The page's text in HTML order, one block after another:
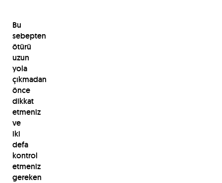
Bu
sebepten
ötürü
uzun
yola
çıkmadan
önce
dikkat
etmeniz
ve
iki
defa
kontrol
etmeniz
gereken